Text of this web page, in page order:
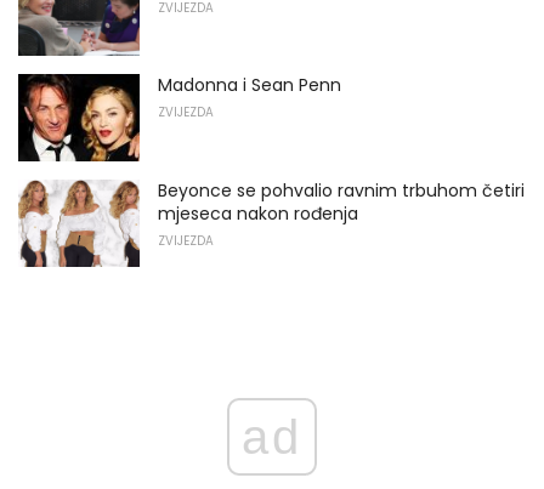
ZVIJEZDA
Madonna i Sean Penn
ZVIJEZDA
Beyonce se pohvalio ravnim trbuhom četiri
mjeseca nakon rođenja
ZVIJEZDA
ad